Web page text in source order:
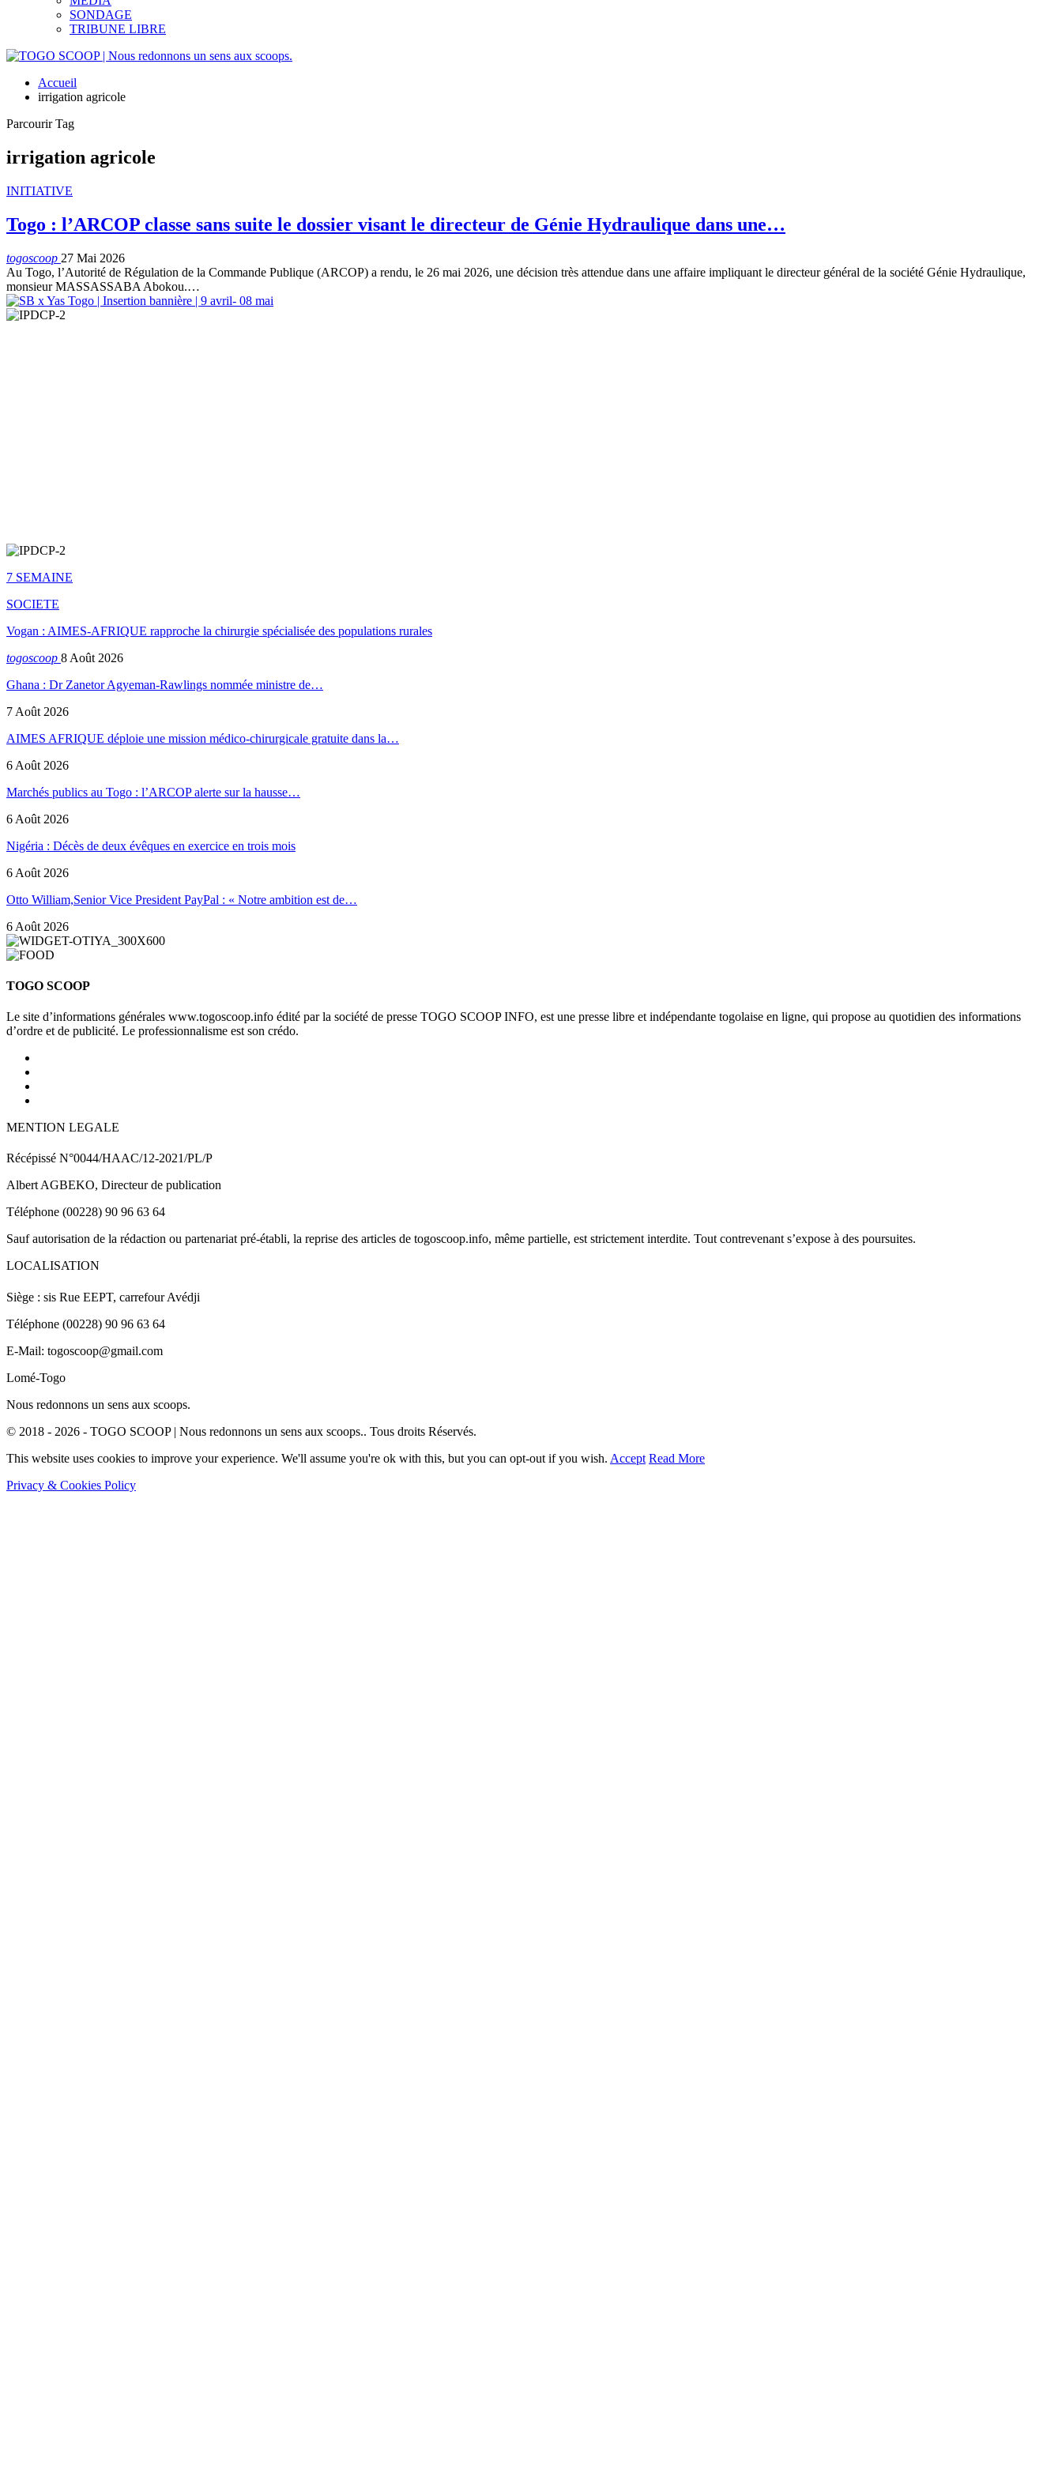
SONDAGE
TRIBUNE LIBRE
Accueil
irrigation agricole
Parcourir Tag
irrigation agricole
INITIATIVE
Togo : l’ARCOP classe sans suite le dossier visant le directeur de Génie Hydraulique dans une…
togoscoop 27 Mai 2026
Au Togo, l’Autorité de Régulation de la Commande Publique (ARCOP) a rendu, le 26 mai 2026, une décision très attendue dans une affaire impliquant le directeur général de la société Génie Hydraulique,
monsieur MASSASSABA Abokou.…
7 SEMAINE
SOCIETE
Vogan : AIMES-AFRIQUE rapproche la chirurgie spécialisée des populations rurales
togoscoop 8 Août 2026
Ghana : Dr Zanetor Agyeman-Rawlings nommée ministre de…
7 Août 2026
AIMES AFRIQUE déploie une mission médico-chirurgicale gratuite dans la…
6 Août 2026
Marchés publics au Togo : l’ARCOP alerte sur la hausse…
6 Août 2026
Nigéria : Décès de deux évêques en exercice en trois mois
6 Août 2026
Otto William,Senior Vice President PayPal : « Notre ambition est de…
6 Août 2026
TOGO SCOOP
Le site d’informations générales www.togoscoop.info édité par la société de presse TOGO SCOOP INFO, est une presse libre et indépendante togolaise en ligne, qui propose au quotidien des informations
d’ordre et de publicité. Le professionnalisme est son crédo.
MENTION LEGALE
Récépissé N°0044/HAAC/12-2021/PL/P
Albert AGBEKO, Directeur de publication
Téléphone (00228) 90 96 63 64
Sauf autorisation de la rédaction ou partenariat pré-établi, la reprise des articles de togoscoop.info, même partielle, est strictement interdite. Tout contrevenant s’expose à des poursuites.
LOCALISATION
Siège : sis Rue EEPT, carrefour Avédji
Téléphone (00228) 90 96 63 64
E-Mail: togoscoop@gmail.com
Lomé-Togo
Nous redonnons un sens aux scoops.
© 2018 - 2026 - TOGO SCOOP | Nous redonnons un sens aux scoops.. Tous droits Réservés.
This website uses cookies to improve your experience. We'll assume you're ok with this, but you can opt-out if you wish. Accept Read More
Privacy & Cookies Policy